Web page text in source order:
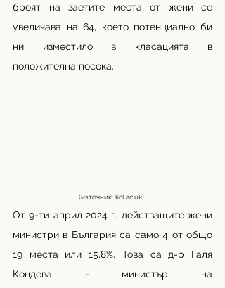
броят на заетите места от жени се
увеличава на 64, което потенциално би
ни изместило в класацията в
положителна посока.
(източник: kcl.ac.uk)
От 9-ти април 2024 г. действащите жени
министри в България са само 4 от общо
19 места или 15,8%. Това са д-р Галя
Кондева - министър на